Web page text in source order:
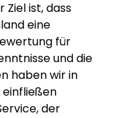
ist, dass
eine
für
und die
haben wir in
der